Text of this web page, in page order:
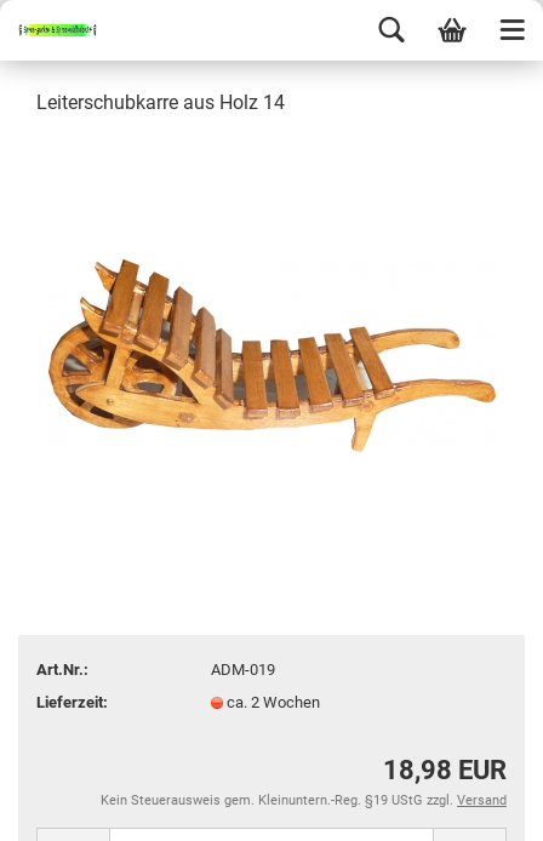
Leiterschubkarre aus Holz 14
Art.Nr.:
ADM-019
Lieferzeit:
ca. 2 Wochen
18,98 EUR
Kein Steuerausweis gem. Kleinuntern.-Reg. §19 UStG zzgl. Versand